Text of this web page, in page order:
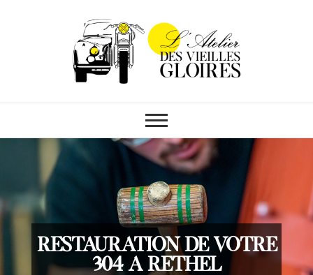
L'Atelier des
Vieilles Gloires
Restauration de votre
304 a Rethel